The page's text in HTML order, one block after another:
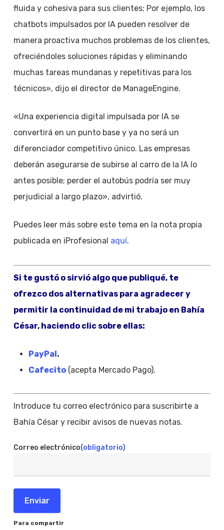
fluida y cohesiva para sus clientes; Por ejemplo, los
chatbots impulsados por IA pueden resolver de
manera proactiva muchos problemas de los clientes,
ofreciéndoles soluciones rápidas y eliminando
muchas tareas mundanas y repetitivas para los
técnicos», dijo el director de ManageEngine.
«Una experiencia digital impulsada por IA se
convertirá en un punto base y ya no será un
diferenciador competitivo único. Las empresas
deberán asegurarse de subirse al carro de la IA lo
antes posible; perder el autobús podría ser muy
perjudicial a largo plazo», advirtió.
Puedes leer más sobre este tema en la nota propia
publicada en iProfesional aquí.
Si te gustó o sirvió algo que publiqué, te
ofrezco dos alternativas para agradecer y
permitir la continuidad de mi trabajo en Bahía
César, haciendo clic sobre ellas:
PayPal.
Cafecito(acepta Mercado Pago).
Introduce tu correo electrónico para suscribirte a
Bahía César y recibir avisos de nuevas notas.
Correo electrónico(obligatorio)
Enviar
Para compartir